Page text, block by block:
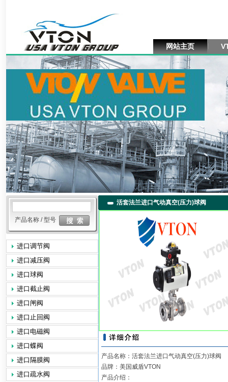
网站主页
产品名称 / 型号
进口调节阀
进口减压阀
进口球阀
进口截止阀
进口闸阀
进口止回阀
进口电磁阀
进口蝶阀
进口隔膜阀
进口疏水阀
活套法兰进口气动真空(压力)球阀
产品名称：活套法兰进口气动真空(压力)球阀
品牌：美国威盾VTON
产品介绍：